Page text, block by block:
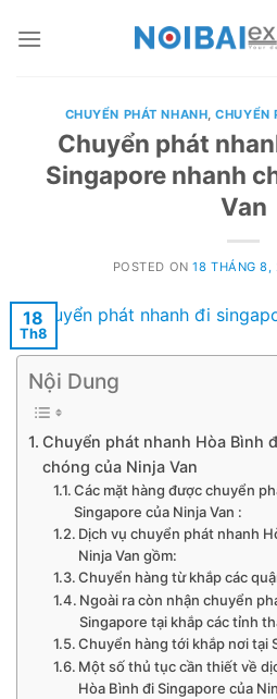
CHUYỂN PHÁT NHANH,CHUYỂN
Chuyển phát
Singapore nhanh
Van
POSTED ON18 THÁNG 8,
18
Th8
Nội Dung
Chuyển phát nhanh Hòa Bình
chóng của Ninja Van
Các mặt hàng được chuyển
Singapore của Ninja Van :
Dịch vụ chuyển phát nhanh
Ninja Van gồm:
Chuyển hàng từ khắp các
Ngoài ra còn nhận chuyển
Singapore tại khắp các tỉnh
Chuyển hàng tới khắp nơi tại
Một số thủ tục cần thiết về
Hòa Bình đi Singapore của